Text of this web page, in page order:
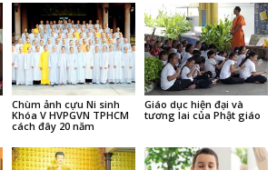
Chùm ảnh cựu Ni sinh
Khóa V HVPGVN TPHCM
cách đây 20 năm
Giáo dục hiện đại và
tương lai của Phật giáo